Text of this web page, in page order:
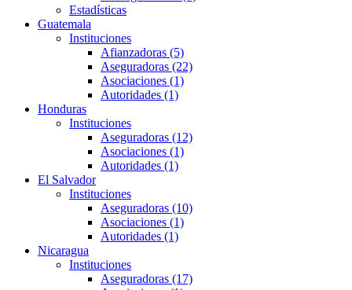
Estadísticas
Guatemala
Instituciones
Afianzadoras (5)
Aseguradoras (22)
Asociaciones (1)
Autoridades (1)
Honduras
Instituciones
Aseguradoras (12)
Asociaciones (1)
Autoridades (1)
El Salvador
Instituciones
Aseguradoras (10)
Asociaciones (1)
Autoridades (1)
Nicaragua
Instituciones
Aseguradoras (17)